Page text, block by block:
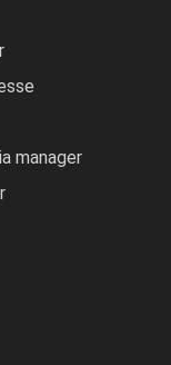
manager